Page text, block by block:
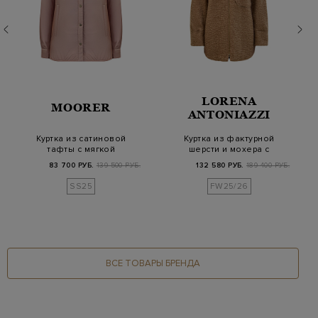
MOORER
Куртка из сатиновой
тафты с мягкой
стеганой
подкладкой…
83 700 РУБ. 139 500 РУБ.
SS25
LORENA
ANTONIAZZI
Куртка из фактурной
шерсти и мохера с
кожаной деталью
132 580 РУБ. 189 400 РУБ.
FW25/26
ВСЕ ТОВАРЫ БРЕНДА